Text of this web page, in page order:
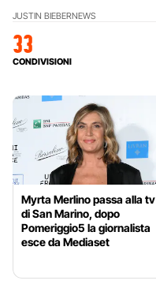
JUSTIN BIEBERNEWS
33
CONDIVISIONI
Myrta Merlino passa alla tv
di San Marino, dopo
Pomeriggio5 la giornalista
esce da Mediaset